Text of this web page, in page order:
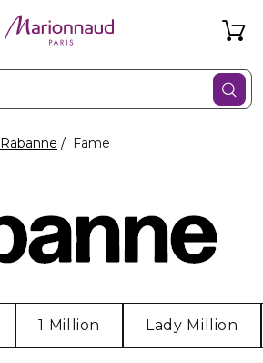
Rabanne Fame
1 Million Lady Million